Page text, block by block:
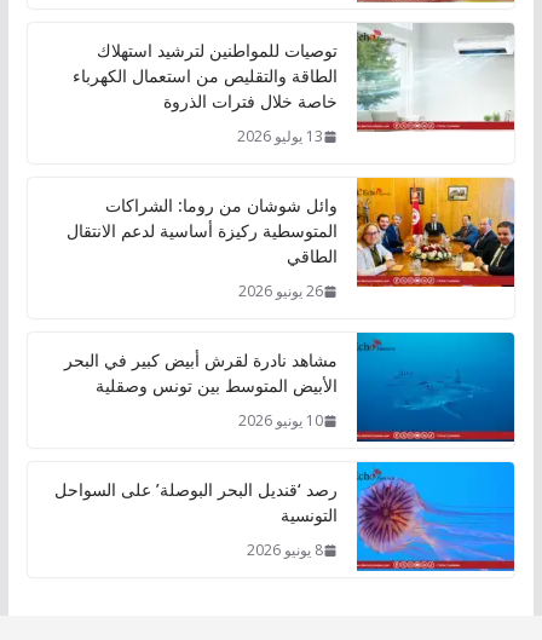
توصيات للمواطنين لترشيد استهلاك
الطاقة والتقليص من استعمال الكهرباء
خاصة خلال فترات الذروة
13 يوليو 2026
وائل شوشان من روما: الشراكات
المتوسطية ركيزة أساسية لدعم الانتقال
الطاقي
26 يونيو 2026
مشاهد نادرة لقرش أبيض كبير في البحر
الأبيض المتوسط بين تونس وصقلية
10 يونيو 2026
رصد ‘قنديل البحر البوصلة’ على السواحل
التونسية
8 يونيو 2026